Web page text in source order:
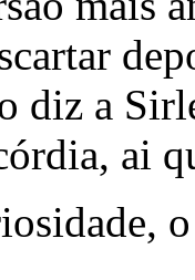
diz a
ai